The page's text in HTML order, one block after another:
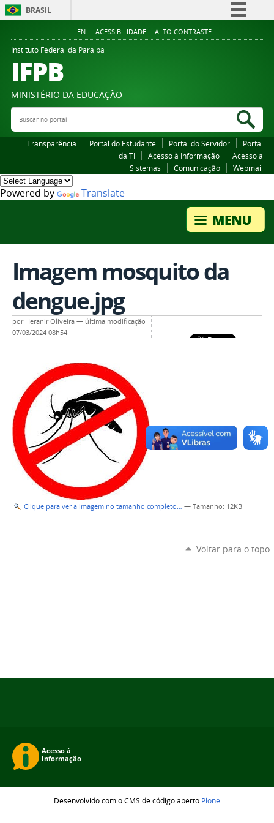
BRASIL
Simplifique!
Legislação
EN ACESSIBILIDADE ALTO CONTRASTE
Instituto Federal da Paraiba
IFPB
MINISTÉRIO DA EDUCAÇÃO
Buscar no portal
Transparência Portal do Estudante Portal do Servidor
Portal
da TI
Acesso à Informação
Acesso a
Sistemas
Comunicação Webmail
Powered by Translate
Imagem mosquito da
dengue.jpg
por Heranir Oliveira — última modificação
07/03/2024 08h54
Clique para ver a imagem no tamanho completo… — Tamanho: 12KB
Voltar para o topo
Desenvolvido com o CMS de código aberto Plone